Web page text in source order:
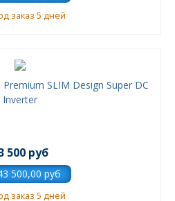
заказ 5 дней
Inverter
500 руб
заказ 5 дней